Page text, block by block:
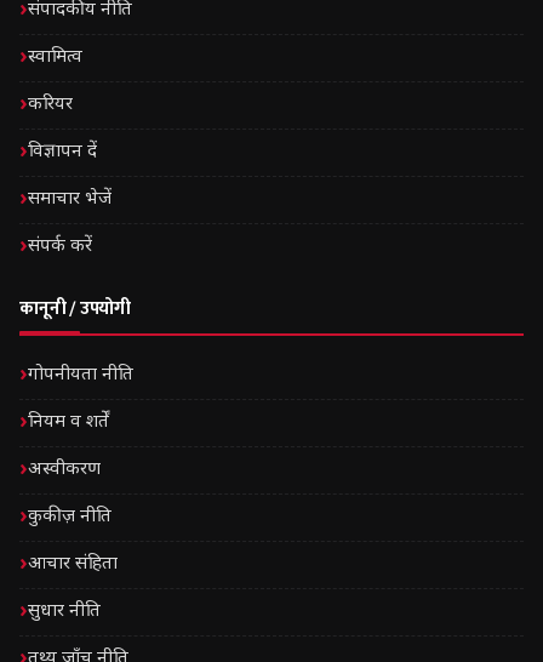
संपादकीय नीति
स्वामित्व
करियर
विज्ञापन दें
समाचार भेजें
संपर्क करें
कानूनी / उपयोगी
गोपनीयता नीति
नियम व शर्तें
अस्वीकरण
कुकीज़ नीति
आचार संहिता
सुधार नीति